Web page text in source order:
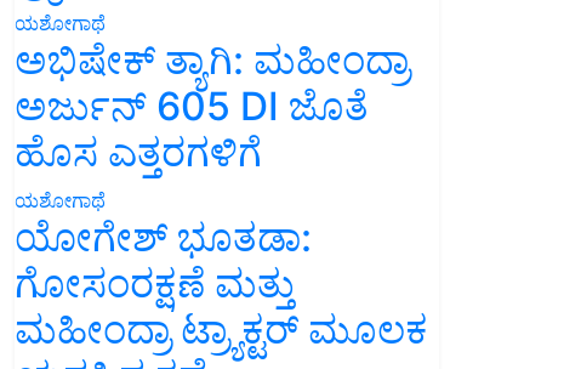
ಯಶೋಗಾಥೆ
ಅಭಿಷೇಕ್ ತ್ಯಾಗಿ: ಮಹೀಂದ್ರಾ
ಅರ್ಜುನ್ 605 DI ಜೊತೆ
ಹೊಸ ಎತ್ತರಗಳಿಗೆ
ಯಶೋಗಾಥೆ
ಯೋಗೇಶ್ ಭೂತಡಾ:
ಗೋಸಂರಕ್ಷಣೆ ಮತ್ತು
ಮಹೀಂದ್ರಾ ಟ್ರ್ಯಾಕ್ಟರ್ ಮೂಲಕ